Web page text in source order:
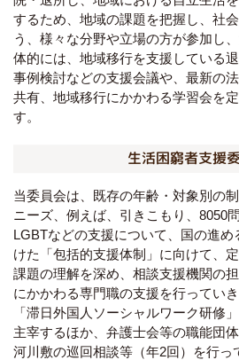
するため、地域の課題を把握し、社
う、様々な分野や立場の方が参加し
体的には、地域移行を支援している
事例検討などの支援会議や、最新の
共有、地域移行にかかわる学習会を
す。
生活困窮者支援
当委員会は、既存の年齢・対象別の
ニーズ、例えば、引きこもり、 8050
LGBTなどの支援について、国の進め
けた「包括的支援体制」に向けて、
課題の理解を深め、相談支援機関の
にかかわる専門職の支援を行ってい
「滞日外国人ソーシャルワーク研修
主宰するほか、弁護士会等の職能団
河川敷の巡回相談等（年2回）を行っ